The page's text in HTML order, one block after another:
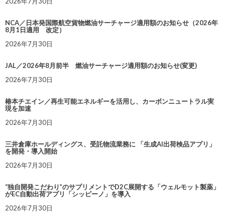
NCA／日本発国際航空貨物燃油サーチャージ適用額のお知らせ（2026年
8月1日適用 改定）
2026年7月30日
JAL／2026年8月前半 燃油サーチャージ適用額のお知らせ(変更)
2026年7月30日
椿本チエイン／再生可能エネルギーを活用し、カーボンニュートラル実
現を加速
2026年7月30日
三井倉庫ホールディングス、受託物流業務に 「生成AI出荷検品アプリ」
を開発・導入開始
2026年7月30日
“独自開発こだわり”のサプリメントでD2C展開する「ウェルモット製薬」
がEC自動出荷アプリ「シッピーノ」を導入
2026年7月30日